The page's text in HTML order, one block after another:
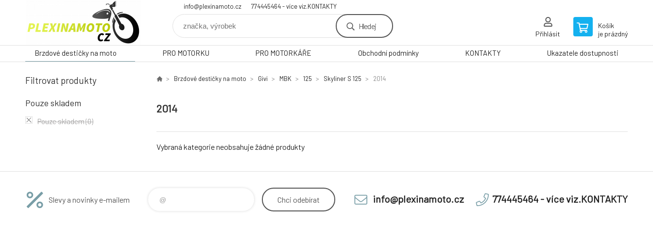
info@plexinamoto.cz 774445464 - více viz.KONTAKTY
Hledej
Přihlásit
Košík
je prázdný
Brzdové destičky na moto PRO MOTORKU PRO MOTORKÁŘE Obchodní podmínky KONTAKTY Ukazatele dostupnosti
Filtrovat produkty
Pouze skladem
Pouze skladem(0)
Brzdové destičky na moto Givi MBK 125 Skyliner S 125 2014
2014
Vybraná kategorie neobsahuje žádné produkty
Slevy a novinky e-mailem Chci odebírat info@plexinamoto.cz 774445464 - více viz.KONTAKTY